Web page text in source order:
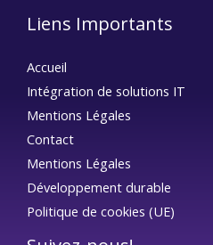
Liens Importants
Accueil
Intégration de solutions IT
Mentions Légales
Contact
Mentions Légales
Développement durable
Politique de cookies (UE)